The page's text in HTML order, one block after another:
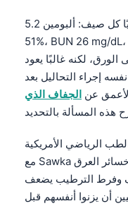
أرى نمطًا كلاسيكيًا كل صيف: ألبومين 5.2 g/dL، هيماتوكريت
51%، BUN 26 mg/dL، صوديوم 146 mmol/L بعد رحلة
لكنه غالبًا يعود
إجراء التحاليل بعد
عن الجفاف الذي
الرياضي الأمريكية
مع Sawka وآخرين (2007) على ضرورة تعويض خسائر العرق
وفرط الترطيب يضعف
أن يزنوا أنفسهم قبل